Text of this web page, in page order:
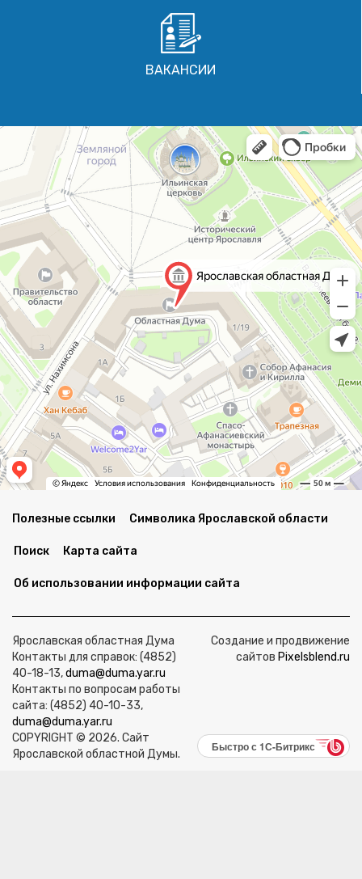
ВАКАНСИИ
Полезные ссылки Символика Ярославской области
Поиск Карта сайта
Об использовании информации сайта
Ярославская областная Дума
Контакты для справок: (4852)
40-18-13,duma@duma.yar.ru
Контакты по вопросам работы
сайта: (4852) 40-10-33,
duma@duma.yar.ru
COPYRIGHT © 2026. Сайт
Ярославской областной Думы.
Создание и продвижение
сайтов Pixelsblend.ru
Быстро с 1С-Битрикс